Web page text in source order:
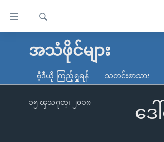
လွယ်ကူ
သည့်
မူလစာမျက်နှာ
ကမ္ဘာ့သတင်းများ
နိုင်ငံတကာ
တရုတ်
ရပ်ဝန်းတခု လမ်းတခု အလွန်
ရ
အသံဖိုင်များ
ဗွီဒီယို ကြည့်ရှုရန် သတင်းစာသား
ဒ
၁၅ ၾသဂုတ္၊ ၂၀၁၈